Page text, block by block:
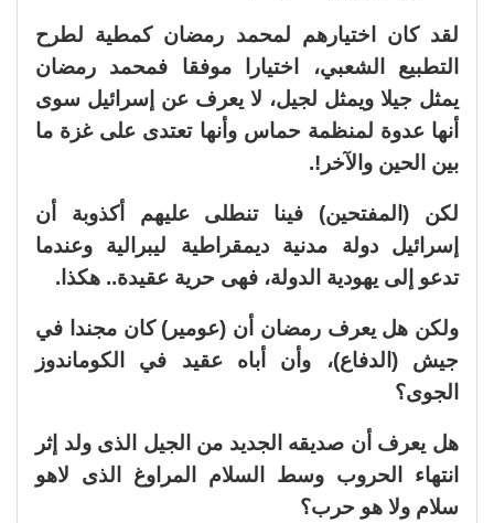
لقد كان اختيارهم لمحمد رمضان كمطية لطرح
التطبيع الشعبي، اختيارا موفقا فمحمد رمضان
يمثل جيلا ويمثل لجيل، لا يعرف عن إسرائيل سوى
أنها عدوة لمنظمة حماس وأنها تعتدى على غزة ما
بين الحين والآخر!.
لكن (المفتحين) فينا تنطلى عليهم أكذوبة أن
إسرائيل دولة مدنية ديمقراطية ليبرالية وعندما
تدعو إلى يهودية الدولة، فهى حرية عقيدة.. هكذا.
ولكن هل يعرف رمضان أن (عومير) كان مجندا في
جيش (الدفاع)، وأن أباه عقيد في الكوماندوز
الجوى؟
هل يعرف أن صديقه الجديد من الجيل الذى ولد إثر
انتهاء الحروب وسط السلام المراوغ الذى لاهو
سلام ولا هو حرب؟